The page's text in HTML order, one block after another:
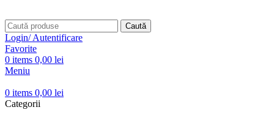
Caută
Login/ Autentificare
Favorite
0 items 0,00 lei
Meniu
0 items 0,00 lei
Categorii